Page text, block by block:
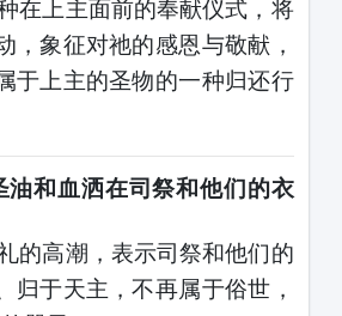
在上主面前的奉献仪式，将
，象征对祂的感恩与敬献，
于上主的圣物的一种归还行
油和血洒在司祭和他们的衣
的高潮，表示司祭和他们的
归于天主，不再属于俗世，